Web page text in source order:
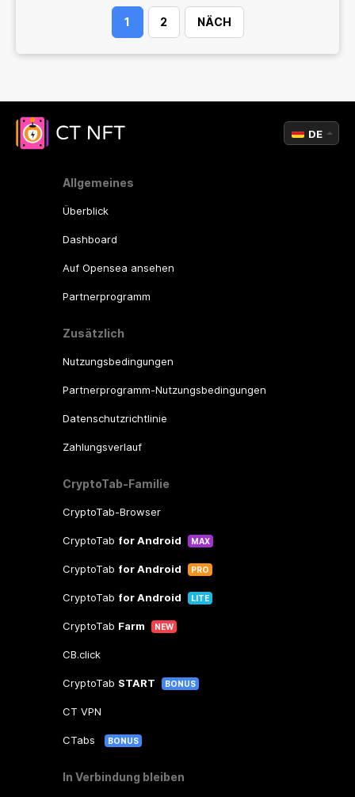
1 2 NÄCH
Allgemeines
Überblick
Dashboard
Auf Opensea ansehen
Partnerprogramm
Zusätzlich
Nutzungsbedingungen
Partnerprogramm-Nutzungsbedingungen
Datenschutzrichtlinie
Zahlungsverlauf
CryptoTab-Familie
CryptoTab-Browser
CryptoTab for Android MAX
CryptoTab for Android PRO
CryptoTab for Android LITE
CryptoTab Farm NEW
CB.click
CryptoTab START BONUS
CT VPN
CTabs BONUS
In Verbindung bleiben
DE